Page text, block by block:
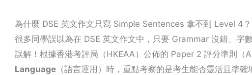
為什麼 DSE 英文作文只寫 Simple Sentences 拿不到 Level 4？
很多同學誤以為在 DSE 英文作文中，只要 Grammar 沒錯、字
誤解！根據香港考評局（HKEAA）公佈的 Paper 2 評分準則
Language （語言運用）時，重點考察的是考生能否靈活且準